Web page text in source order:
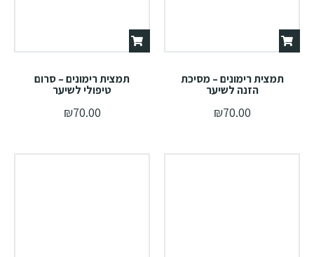
תמצית רימונים – מסיכת
הזנה לשיער
₪70.00
תמצית רימונים – סרום
טיפולי לשיער
₪70.00